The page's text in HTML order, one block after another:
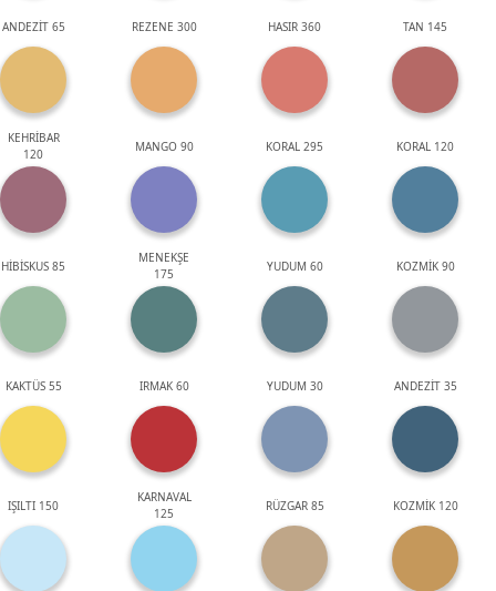
ANDEZİT 65 REZENE 300 HASIR 360 TAN 145
KEHRİBAR
120
MANGO 90 KORAL 295 KORAL 120
HİBİSKUS 85
MENEKŞE
175
YUDUM 60 KOZMİK 90
KAKTÜS 55 IRMAK 60 YUDUM 30 ANDEZİT 35
IŞILTI 150
KARNAVAL
125
RÜZGAR 85 KOZMİK 120